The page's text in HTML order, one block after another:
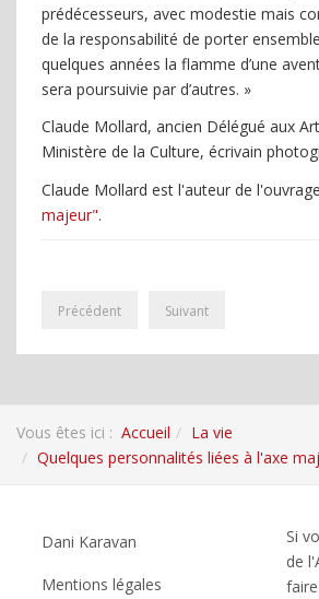
prédécesseurs, avec modestie mais
de la responsabilité de porter
quelques années la flamme d’une
sera poursuivie par d’autres. »
Claude Mollard, ancien Délégué aux
Ministère de la Culture, écrivain
Claude Mollard est l'auteur de l'ouvrage
majeur".
Précédent Suivant
Vous êtes ici : Accueil
La vie
Quelques personnalités liées à l'axe
Dani Karavan
Mentions légales
Si
de